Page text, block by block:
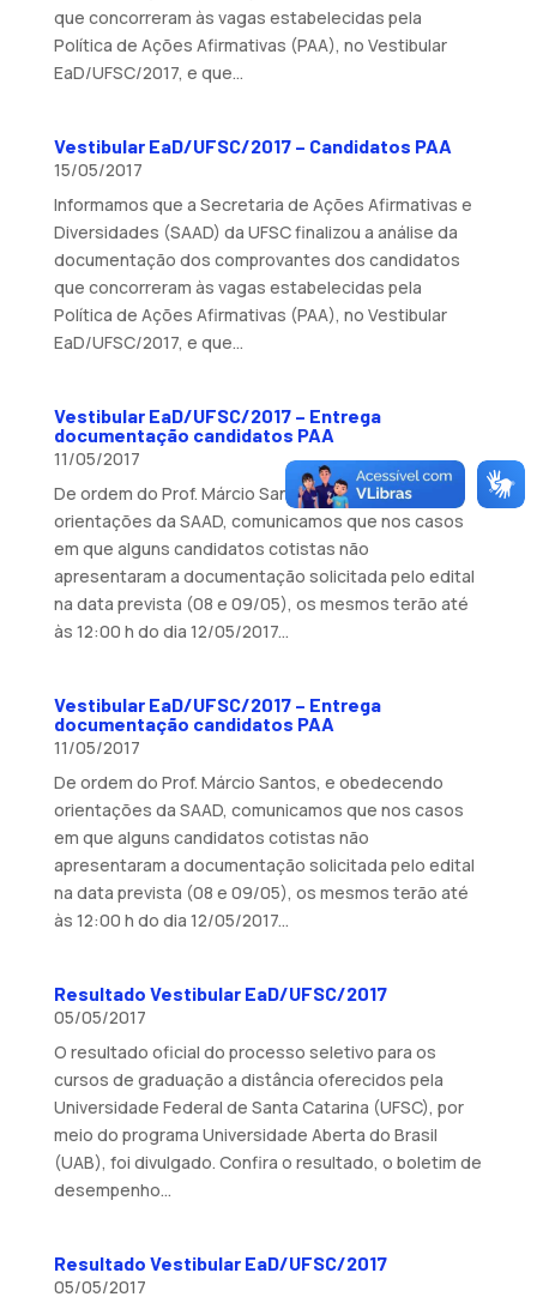
que concorreram às vagas estabelecidas pela
Política de Ações Afirmativas (PAA), no Vestibular
EaD/UFSC/2017, e que...
Vestibular EaD/UFSC/2017 – Candidatos PAA
15/05/2017
Informamos que a Secretaria de Ações Afirmativas e
Diversidades (SAAD) da UFSC finalizou a análise da
documentação dos comprovantes dos candidatos
que concorreram às vagas estabelecidas pela
Política de Ações Afirmativas (PAA), no Vestibular
EaD/UFSC/2017, e que...
Vestibular EaD/UFSC/2017 – Entrega
documentação candidatos PAA
11/05/2017
De ordem do Prof. Márcio Santos, e obedecendo
orientações da SAAD, comunicamos que nos casos
em que alguns candidatos cotistas não
apresentaram a documentação solicitada pelo edital
na data prevista (08 e 09/05), os mesmos terão até
às 12:00 h do dia 12/05/2017...
Vestibular EaD/UFSC/2017 – Entrega
documentação candidatos PAA
11/05/2017
De ordem do Prof. Márcio Santos, e obedecendo
orientações da SAAD, comunicamos que nos casos
em que alguns candidatos cotistas não
apresentaram a documentação solicitada pelo edital
na data prevista (08 e 09/05), os mesmos terão até
às 12:00 h do dia 12/05/2017...
Resultado Vestibular EaD/UFSC/2017
05/05/2017
O resultado oficial do processo seletivo para os
cursos de graduação a distância oferecidos pela
Universidade Federal de Santa Catarina (UFSC), por
meio do programa Universidade Aberta do Brasil
(UAB), foi divulgado. Confira o resultado, o boletim de
desempenho...
Resultado Vestibular EaD/UFSC/2017
05/05/2017